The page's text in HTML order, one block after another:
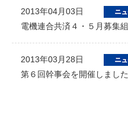
2013年04月03日
電機連合共済４・５月募集
2013年03月28日
第６回幹事会を開催しました